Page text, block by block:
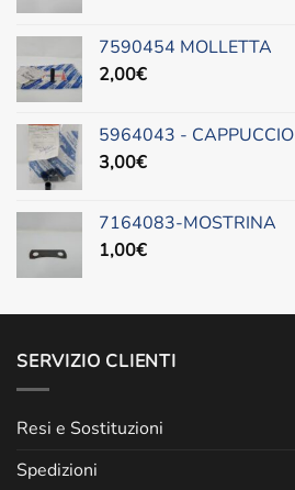
7590454 MOLLETTA
2,00€
5964043 - CAPPUCCIO
3,00€
7164083-MOSTRINA
1,00€
SERVIZIO CLIENTI
Resi e Sostituzioni
Spedizioni